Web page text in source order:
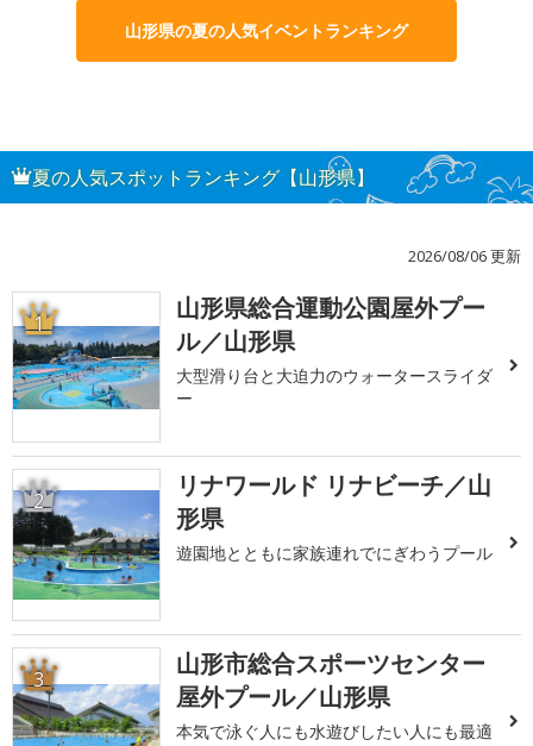
山形県の夏の人気イベントランキング
夏の人気スポットランキング【山形県】
2026/08/06 更新
1
山形県総合運動公園屋外プー
ル／山形県
大型滑り台と大迫力のウォータースライダ
ー
2
リナワールド リナビーチ／山
形県
遊園地とともに家族連れでにぎわうプール
3
山形市総合スポーツセンター
屋外プール／山形県
本気で泳ぐ人にも水遊びしたい人にも最適